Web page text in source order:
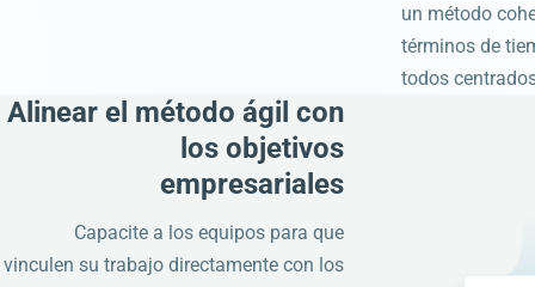
un método
términos de
todos
Alinear el método ágil con
los objetivos
empresariales
Capacite a los equipos para que
vinculen su trabajo directamente con los